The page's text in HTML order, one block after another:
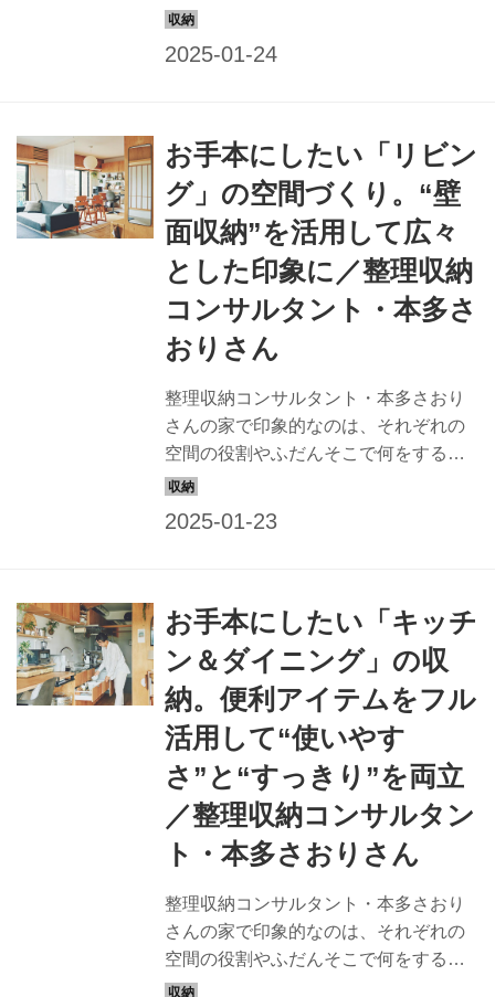
をよく考えたうえでの空間づくり。
「作業のしやすさ」や「出し入れのし
活』2022年8月号掲載）
お手本にしたい「リビン
グ」の空間づくり。“壁
面収納”を活用して広々
とした印象に／整理収納
コンサルタント・本多さ
おりさん
整理収納コンサルタント・本多さおり
さんの家で印象的なのは、それぞれの
空間の役割やふだんそこで何をするか
をよく考えたうえでの空間づくり。
「作業のしやすさ」や「出し入れのし
2022年8月号掲載）
お手本にしたい「キッチ
ン＆ダイニング」の収
納。便利アイテムをフル
活用して“使いやす
さ”と“すっきり”を両立
／整理収納コンサルタン
ト・本多さおりさん
整理収納コンサルタント・本多さおり
さんの家で印象的なのは、それぞれの
空間の役割やふだんそこで何をするか
をよく考えたうえでの空間づくり。